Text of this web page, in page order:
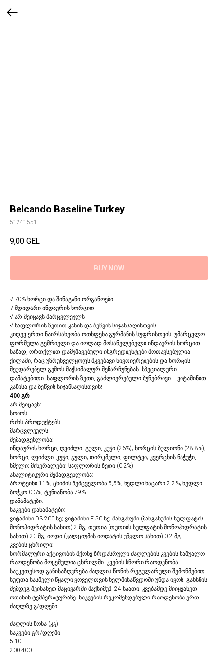
Belcando Baseline Turkey
51241551
9,00 GEL
BUY NOW
√ 70% ხორცი და შინაგანი ორგანოები
√ მდიდარი ინდაურის ხორცით
√ არ შეიცავს მარცვლეულს
√ საფლორის ზეთით კანის და ბეწვის სიჯანსაღისთვის
კიდევ ერთი ნაირსახეობა ოთხფეხა გურმანის სუფრისთვის: უმარცვლო
ფორმულა გემრიელი და იოლად მოსანელებელი ინდაურის ხორცით
ნაზად, ორთქლით დამუშავებული ინგრედიენტები მოთავსებულია
ქილაში, რაც უზრუნველყოფს მკვებავი ნივთიერებების და ხორცის
შეუდარებელ გემოს მაქსიმალურ შენარჩუნებას. სპეციალური
დამატებითი: საფლორის ზეთი, გაძლიერებული ბუნებრივი E ვიტამინით
კანისა და ბეწვის სიჯანსაღისთვის!
400 გრ
არ შეიცავს:
სოიოს
რძის პროდუქტებს
მარცვლეულს
შემადგენლობა:
ინდაურის ხორცი, ღვიძლი, გული, კუჭი (26%); ხორცის ბულიონი (28,8%);
ხორცი; ღვიძლი; კუჭი; გული; თირკმელი; ფილტვი; კვერცხის ნაჭუჭი,
ხმელი; მინერალები; საფლორის ზეთი (0.2%)
ანალიტიკური შემადგენლობა:
პროტეინი 11%; ცხიმის შემცველობა 5,5%; ნედლი ნაცარი 2,2%; ნედლი
ბოჭკო 0,3%; ტენიანობა 79%
დანამატები:
საკვები დანამატები:
ვიტამინი D3 200 სე; ვიტამინი E 50 სე; მანგანუმი (მანგანუმის სულფატის
მონოჰიდრატის სახით) 2 მგ; თუთია (თუთიის სულფატის მონოჰიდრატის
სახით) 20 მგ; იოდი (კალციუმის იოდატის უწყლო სახით) 0.2 მგ
კვების ცხრილი:
ნორმალური აქტივობის მქონე ზრდასრული ძაღლების კვების საშუალო
რაოდენობა მოცემულია ცხრილში. კვების სწორი რაოდენობა
საუკეთესოდ განისაზღვრება ძაღლის წონის რეგულარული შემოწმებით.
სუფთა სასმელი წყალი ყოველთვის ხელმისაწვდომი უნდა იყოს. გახსნის
შემდეგ შეინახეთ მაცივარში მაქსიმუმ. 24 საათი. კვებამდე მიიყვანეთ
ოთახის ტემპერატურაზე. საკვების რეკომენდებული რაოდენობა ერთ
ძაღლზე გ/დღეში:
ძაღლის წონა (კგ)
საკვები გრ/დღეში
5-10
200-400